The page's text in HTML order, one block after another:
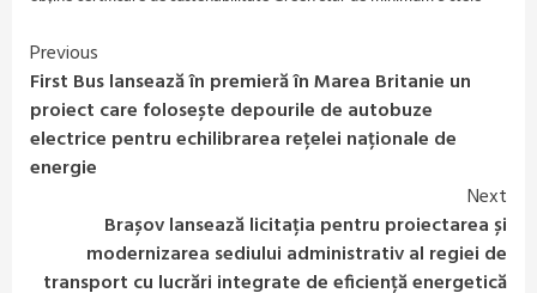
Continue
Reading
Previous
First Bus lansează în premieră în Marea Britanie un
proiect care folosește depourile de autobuze
electrice pentru echilibrarea rețelei naționale de
energie
Next
Brașov lansează licitația pentru proiectarea și
modernizarea sediului administrativ al regiei de
transport cu lucrări integrate de eficiență energetică